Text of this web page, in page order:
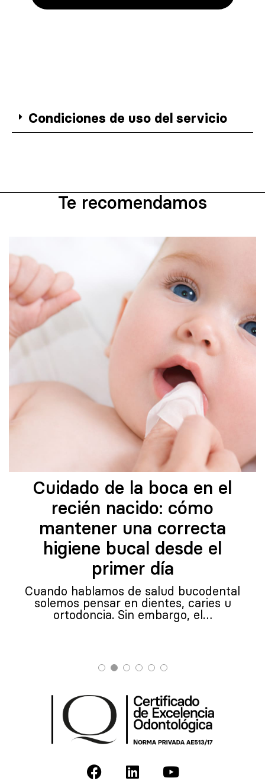
Condiciones de uso del servicio
Te recomendamos
Cuidado de la boca en el
recién nacido: cómo
mantener una correcta
higiene bucal desde el
primer día
Cuando hablamos de salud bucodental
solemos pensar en dientes, caries u
ortodoncia. Sin embargo, el…